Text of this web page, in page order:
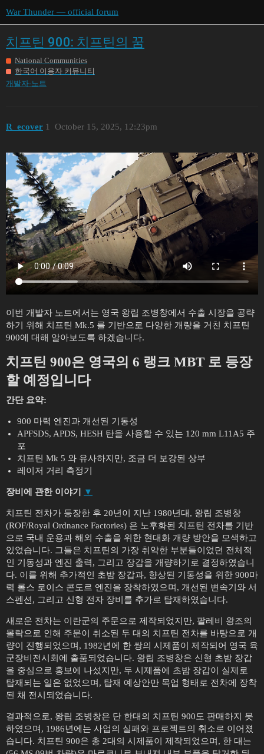
War Thunder — official forum
치프틴 900: 치프틴의 꿈
National Communities
한국어 이용자 커뮤니티
개발자-노트
R_ecover October 15, 2025, 12:23pm
1
이번 개발자 노트에서는 영국 왕립 조병창에서 수출 시장을 공략
하기 위해 치프틴 Mk.5 를 기반으로 다양한 개량을 거친 치프틴
900에 대해 알아보도록 하겠습니다.
치프틴 900은 영국의 6 랭크 MBT 로 등장
할 예정입니다
간단 요약:
900 마력 엔진과 개선된 기동성
APFSDS, APDS, HESH 탄을 사용할 수 있는 120 mm L11A5 주
포
치프틴 Mk 5 와 유사하지만, 조금 더 보강된 상부
레이저 거리 측정기
장비에 관한 이야기 ▼
치프틴 전차가 등장한 후 20년이 지난 1980년대, 왕립 조병창
(ROF/Royal Ordnance Factories) 은 노후화된 치프틴 전차를 기반
으로 국내 운용과 해외 수출을 위한 현대화 개량 방안을 모색하고
있었습니다. 그들은 치프틴의 가장 취약한 부분들이었던 전체적
인 기동성과 엔진 출력, 그리고 장갑을 개량하기로 결정하였습니
다. 이를 위해 추가적인 초밤 장갑과, 향상된 기동성을 위한 900마
력 롤스 로이스 콘도르 엔진을 장착하였으며, 개선된 변속기와 서
스펜션, 그리고 신형 전자 장비를 추가로 탑재하였습니다.
새로운 전차는 이란군의 주문으로 제작되었지만, 팔레비 왕조의
몰락으로 인해 주문이 취소된 두 대의 치프틴 전차를 바탕으로 개
량이 진행되었으며, 1982년에 한 쌍의 시제품이 제작되어 영국 육
군장비전시회에 출품되었습니다. 왕립 조병창은 신형 초밤 장갑
을 중심으로 홍보에 나섰지만, 두 시제품에 초밤 장갑이 실제로
탑재되는 일은 없었으며, 탑재 예상안만 목업 형태로 전차에 장착
된 채 전시되었습니다.
결과적으로, 왕립 조병창은 단 한대의 치프틴 900도 판매하지 못
하였으며, 1986년에는 사업의 실패와 프로젝트의 취소로 이어졌
습니다. 치프틴 900은 총 2대의 시제품이 제작되었으며, 한 대는